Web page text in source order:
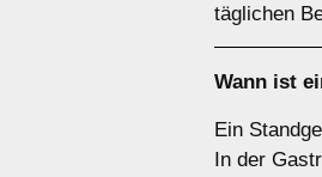
täglichen
Wann ist
Ein
In der